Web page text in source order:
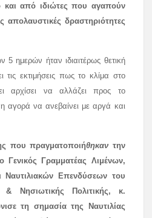
και από ιδιώτες που αγαπούν
απολαυστικές δραστηριότητες
5 ημερών ήταν ιδιαιτέρως θετική
τις εκτιμήσεις πως το κλίμα στο
αρχίσει να αλλάζει προς το
αγορά να ανεβαίνει με αργά και
που πραγματοποιήθηκαν την
Γενικός Γραμματέας Λιμένων,
Ναυτιλιακών Επενδύσεων του
& Νησιωτικής Πολιτικής, κ.
τη σημασία της Ναυτιλίας